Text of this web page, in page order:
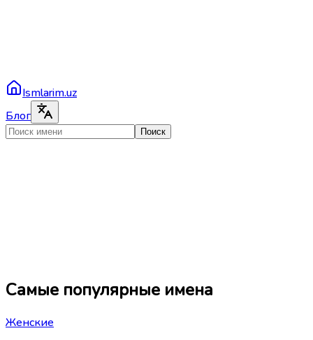
Ismlarim.uz
Блог
Поиск
Самые популярные имена
Женские